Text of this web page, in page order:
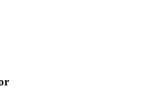
memjukan desa kelahiran